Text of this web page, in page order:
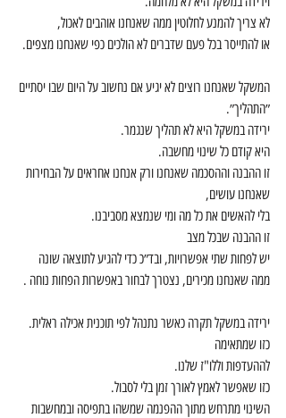
לא צריך להמנע לחלוטין ממה שאנחנו אוהבים לאכול,
או להתייסר בכל פעם שדברים לא הולכים כפי שאנחנו מצפים.
המשקל שאנחנו רוצים לא יגיע אם נחשוב על היום שבו יסתיים
״התהליך״.
ירידה במשקל היא לא תהליך שנגמר.
היא קודם כל שינוי מחשבה.
זו ההבנה וההסכמה שאנחנו ורק אנחנו אחראים על הבחירות
שאנחנו עושים,
בלי להאשים את כל מה ומי שנמצא מסביבנו.
זו ההבנה שבכל מצב
יש לפחות שתי אפשרויות, ובד״כ כדי להגיע לתוצאה שונה
ממה שאנחנו מכירים, נצטרך לבחור באפשרות הפחות נוחה .
ירידה במשקל תקרה כאשר נתנהל לפי תוכנית אכילה ראלית.
כזו שמתאימה
לההעדפות וללו"ז שלנו.
כזו שאפשר לאמץ לאורך זמן בלי לסבול.
השינוי מתרחש מתוך ההפנמה שמשהו בתפיסה ובמחשבות